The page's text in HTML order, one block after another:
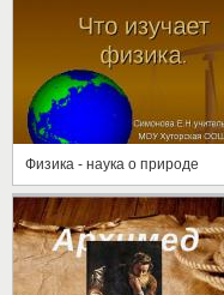
Физика - наука о природе